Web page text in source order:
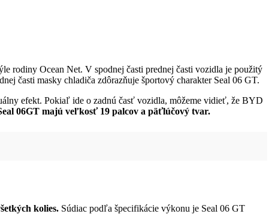
rodiny Ocean Net. V spodnej časti prednej časti vozidla je použitý
časti masky chladiča zdôrazňuje športový charakter Seal 06 GT.
efekt. Pokiaľ ide o zadnú časť vozidla, môžeme vidieť, že BYD
06GT majú veľkosť 19 palcov a päťlúčový tvar.
kolies. Súdiac podľa špecifikácie výkonu je Seal 06 GT